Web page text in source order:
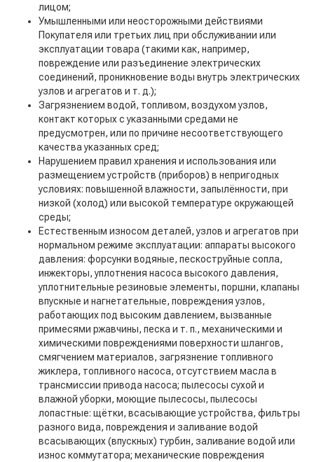
лицом;
Умышленными или неосторожными действиями
Покупателя или третьих лиц при обслуживании или
эксплуатации товара (такими как, например,
повреждение или разъединение электрических
соединений, проникновение воды внутрь электрических
узлов и агрегатов и т. д.);
Загрязнением водой, топливом, воздухом узлов,
контакт которых с указанными средами не
предусмотрен, или по причине несоответствующего
качества указанных сред;
Нарушением правил хранения и использования или
размещением устройств (приборов) в непригодных
условиях: повышенной влажности, запылённости, при
низкой (холод) или высокой температуре окружающей
среды;
Естественным износом деталей, узлов и агрегатов при
нормальном режиме эксплуатации: аппараты высокого
давления: форсунки водяные, пескоструйные сопла,
инжекторы, уплотнения насоса высокого давления,
уплотнительные резиновые элементы, поршни, клапаны
впускные и нагнетательные, повреждения узлов,
работающих под высоким давлением, вызванные
примесями ржавчины, песка и т. п., механическими и
химическими повреждениями поверхности шлангов,
смягчением материалов, загрязнение топливного
жиклера, топливного насоса, отсутствием масла в
трансмиссии привода насоса; пылесосы сухой и
влажной уборки, моющие пылесосы, пылесосы
лопастные: щётки, всасывающие устройства, фильтры
разного вида, повреждения и заливание водой
всасывающих (впускных) турбин, заливание водой или
износ коммутатора; механические повреждения